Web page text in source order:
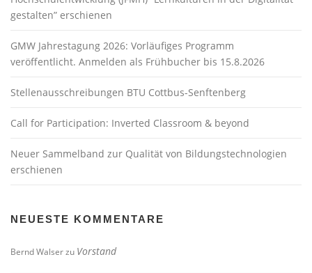
gestalten” erschienen
GMW Jahrestagung 2026: Vorläufiges Programm
veröffentlicht. Anmelden als Frühbucher bis 15.8.2026
Stellenausschreibungen BTU Cottbus-Senftenberg
Call for Participation: Inverted Classroom & beyond
Neuer Sammelband zur Qualität von Bildungstechnologien
erschienen
NEUESTE KOMMENTARE
Bernd Walserzu Vorstand